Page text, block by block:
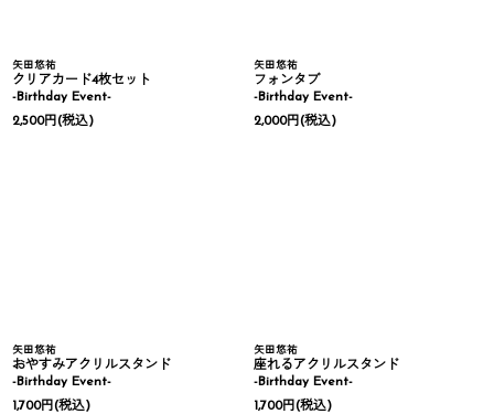
矢田悠祐
クリアカード4枚セット
-Birthday Event-
2,500円(税込)
矢田悠祐
フォンタブ
-Birthday Event-
2,000円(税込)
矢田悠祐
おやすみアクリルスタンド
-Birthday Event-
1,700円(税込)
矢田悠祐
座れるアクリルスタンド
-Birthday Event-
1,700円(税込)